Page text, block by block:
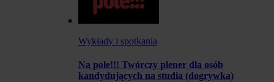
Wykłady i spotkania
Na pole!!! Twórczy plener dla osób
kandydujących na studia (dogrywka)